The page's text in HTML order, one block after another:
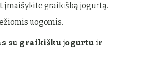
įmaišykite graikišką jogurtą.
uogomis.
su graikišku jogurtu ir